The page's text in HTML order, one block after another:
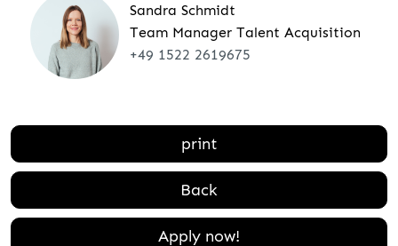
Sandra Schmidt
Team Manager Talent Acquisition
+49 1522 2619675
print
Back
Apply now!